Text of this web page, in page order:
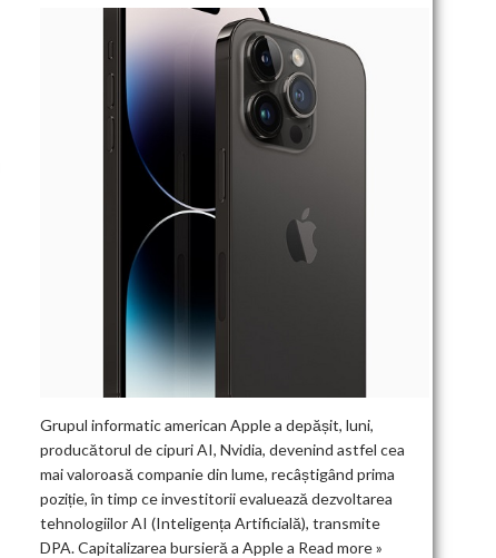
Grupul informatic american Apple a depășit, luni,
producătorul de cipuri AI, Nvidia, devenind astfel cea
mai valoroasă companie din lume, recâștigând prima
poziție, în timp ce investitorii evaluează dezvoltarea
tehnologiilor AI (Inteligența Artificială), transmite
DPA. Capitalizarea bursieră a Apple a Read more »